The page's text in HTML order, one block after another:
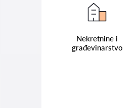
Nekretnine i
građevinarstvo